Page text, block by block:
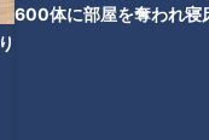
600体に部屋を奪われ寝